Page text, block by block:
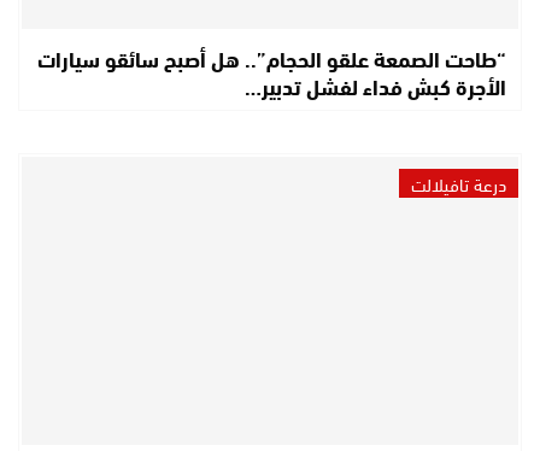
“طاحت الصمعة علقو الحجام”.. هل أصبح سائقو سيارات
الأجرة كبش فداء لفشل تدبير…
درعة تافيلالت